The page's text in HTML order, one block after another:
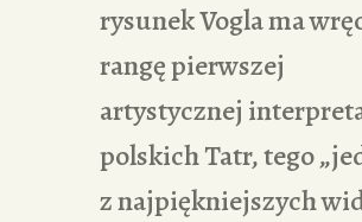
rysunek Vogla ma
rangę pierwszej
artystycznej
polskich Tatr, tego
z najpiękniejszych